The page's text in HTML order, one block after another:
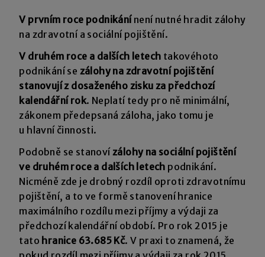
V prvním roce podnikánínení nutné hradit zálohy
na zdravotní a sociální pojištění.
V druhém roce a dalších letech takovéhoto
podnikání se zálohy na zdravotní pojištění
stanovují z dosaženého zisku za předchozí
kalendářní rok. Neplatí tedy pro ně minimální,
zákonem předepsaná záloha, jako tomu je
u hlavní činnosti.
Podobně se stanovízálohy na sociální pojištění
ve druhém roce a dalších letech podnikání.
Nicméně zde je drobný rozdíl oproti zdravotnímu
pojištění, a to ve formě stanovení hranice
maximálního rozdílu mezi příjmy a výdaji za
předchozí kalendářní období. Pro rok 2015 je
tato hranice 63.685 Kč. V praxi to znamená, že